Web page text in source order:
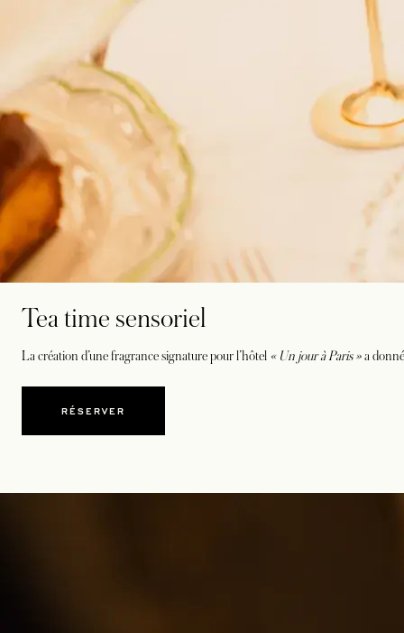
Tea time sensoriel
La création d’une fragrance signature pour l’hôtel « Un jour à Paris »a
RÉSERVERS’OUVRE DANS UN NOUVEL ONGLET